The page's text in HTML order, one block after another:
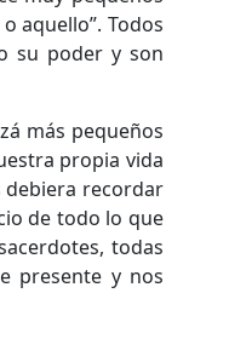
aquello”. Todos
su poder y son
más pequeños
propia vida
debiera recordar
de todo lo que
todas
presente y nos